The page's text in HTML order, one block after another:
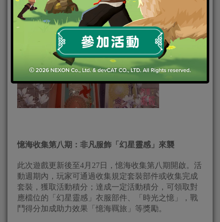
憶海收集第八期：非凡服飾「幻星靈感」來襲
此次遊戲更新後至4月27日，憶海收集第八期開啟。活
動週期內，玩家可通過收集規定套裝部件或收集完成
套裝，獲取活動積分；達成一定活動積分，可領取對
應檔位的「幻星靈感」衣服部件、「時光之憶」，戰
鬥得分加成助力效果「憶海羈旅」等獎勵。